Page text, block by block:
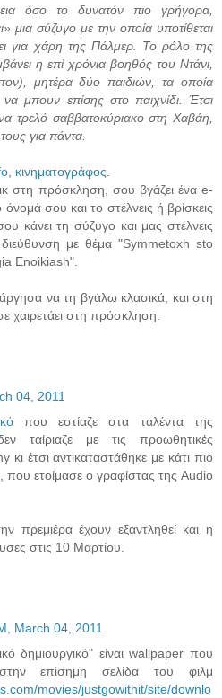
όσο το δυνατόν πιο γρήγορα,
μια σύζυγο με την οποία υποτίθεται
για χάρη της Πάλμερ. Το ρόλο της
η επί χρόνια βοηθός του Ντάνι,
μητέρα δύο παιδιών, τα οποία
να μπουν επίσης στο παιχνίδι. Έτσι
τρελό σαββατοκύριακο στη Χαβάη,
για πάντα.
κινηματογράφος
στη πρόσκληση, σου βγάζει ένα e-
σου και το στέλνεις ή βρίσκεις
κάνει τη σύζυγο και μας στέλνεις
με θέμα "Symmetoxh sto
Enoikiash".
να τη βγάλω κλασικά, και στη
χαιρετάει στη πρόσκληση.
04, 2011
που εστίαζε στα ταλέντα της
ταίριαζε με τις προωθητικές
έτσι αντικαταστάθηκε με κάτι πιο
που ετοίμασε ο γραφίστας της Audio
πρεμιέρα έχουν εξαντληθεί και η
στις 10 Μαρτίου.
March 04, 2011
δημιουργικό" είναι wallpaper που
επίσημη σελίδα του φιλμ
movies/justgowithit/site/downlo